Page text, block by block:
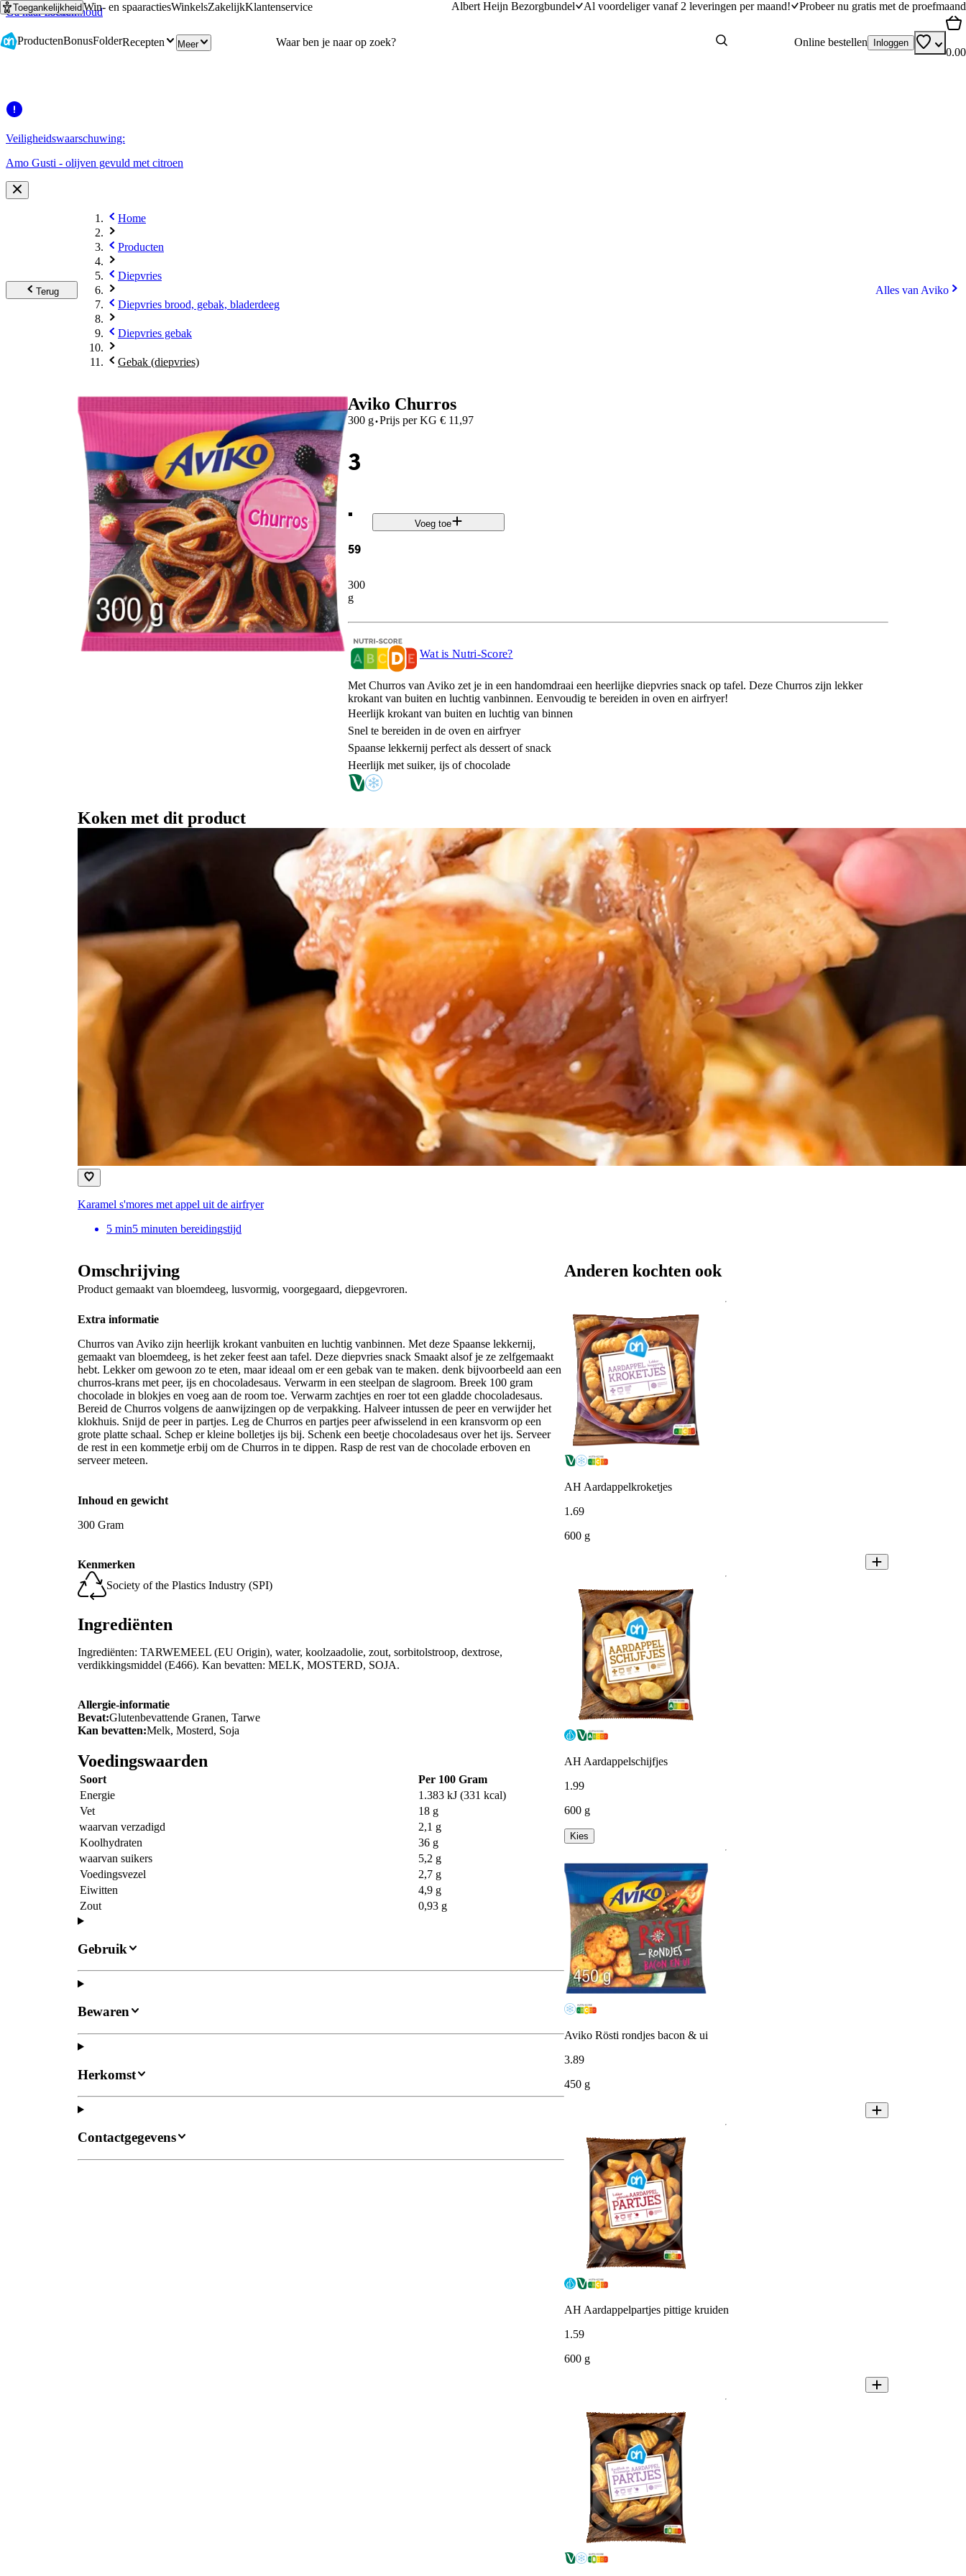
Ga naar hoofdinhoud
Ga naar zoeken
ToegankelijkheidWin- en spaaractiesWinkelsZakelijkKlantenservice Albert Heijn Bezorgbundel Al voordeliger vanaf 2 leveringen per maand! Probeer nu gratis met de proefmaand
ProductenBonusFolderRecepten Meer Online bestellen Inloggen
0.00
Veiligheidswaarschuwing:
Amo Gusti - olijven gevuld met citroen
Terug
Home
Producten
Diepvries
Diepvries brood, gebak, bladerdeeg
Diepvries gebak
Gebak (diepvries)
Alles van Aviko
Aviko Churros
300 g·Prijs per KG € 11,97
3
.
59
300
g
Voeg toe
Wat is Nutri-Score?
Met Churros van Aviko zet je in een handomdraai een heerlijke diepvries snack op tafel. Deze Churros zijn lekker
krokant van buiten en luchtig vanbinnen. Eenvoudig te bereiden in oven en airfryer!
Heerlijk krokant van buiten en luchtig van binnen
Snel te bereiden in de oven en airfryer
Spaanse lekkernij perfect als dessert of snack
Heerlijk met suiker, ijs of chocolade
Koken met dit product
Karamel s'mores met appel uit de airfryer
5 min5 minuten bereidingstijd
Omschrijving
Product gemaakt van bloemdeeg, lusvormig, voorgegaard, diepgevroren.
Extra informatie
Churros van Aviko zijn heerlijk krokant vanbuiten en luchtig vanbinnen. Met deze Spaanse lekkernij,
gemaakt van bloemdeeg, is het zeker feest aan tafel. Deze diepvries snack Smaakt alsof je ze zelfgemaakt
hebt. Lekker om gewoon zo te eten, maar ideaal om er een gebak van te maken. denk bijvoorbeeld aan een
churros-krans met peer, ijs en chocoladesaus. Verwarm in een steelpan de slagroom. Breek 100 gram
chocolade in blokjes en voeg aan de room toe. Verwarm zachtjes en roer tot een gladde chocoladesaus.
Bereid de Churros volgens de aanwijzingen op de verpakking. Halveer intussen de peer en verwijder het
klokhuis. Snijd de peer in partjes. Leg de Churros en partjes peer afwisselend in een kransvorm op een
grote platte schaal. Schep er kleine bolletjes ijs bij. Schenk een beetje chocoladesaus over het ijs. Serveer
de rest in een kommetje erbij om de Churros in te dippen. Rasp de rest van de chocolade erboven en
serveer meteen.
Inhoud en gewicht
300 Gram
Kenmerken
Society of the Plastics Industry (SPI)
Ingrediënten
Ingrediënten: TARWEMEEL (EU Origin), water, koolzaadolie, zout, sorbitolstroop, dextrose,
verdikkingsmiddel (E466). Kan bevatten: MELK, MOSTERD, SOJA.
Allergie-informatie
Bevat:Glutenbevattende Granen, Tarwe
Kan bevatten:Melk, Mosterd, Soja
Voedingswaarden
Soort
Per 100 Gram
Energie
1.383 kJ (331 kcal)
Vet
18 g
waarvan verzadigd
2,1 g
Koolhydraten
36 g
waarvan suikers
5,2 g
Voedingsvezel
2,7 g
Eiwitten
4,9 g
Zout
0,93 g
Gebruik
Bewaren
Herkomst
Contactgegevens
Anderen kochten ook
AH Aardappelkroketjes
1 .69
600 g
AH Aardappelschijfjes
1 .99
600 g
Kies
Aviko Rösti rondjes bacon & ui
3.89
450 g
AH Aardappelpartjes pittige kruiden
1 .59
600 g